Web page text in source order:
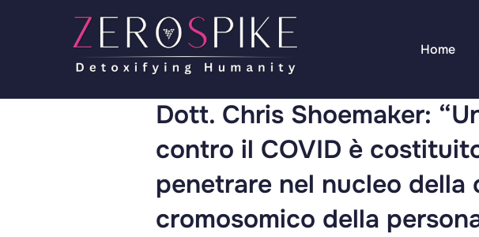
Home
Dott. Chris Shoemaker:
contro il COVID è
penetrare nel nucleo
cromosomico della